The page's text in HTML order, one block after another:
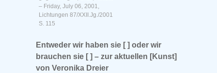
– Friday, July 06, 2001,
Lichtungen 87/XXII.Jg./2001
S. 115
Entweder wir haben sie [ ] oder wir
brauchen sie [ ] – zur aktuellen [Kunst]
von Veronika Dreier